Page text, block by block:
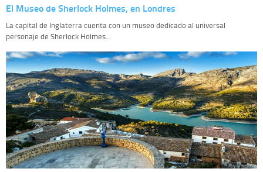
El Museo de Sherlock Holmes, en Londres
La capital de Inglaterra cuenta con un museo dedicado al universal
personaje de Sherlock Holmes...